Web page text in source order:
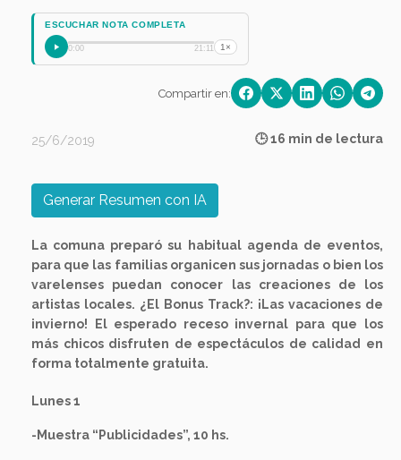
ESCUCHAR NOTA COMPLETA
0:00 21:11 1×
Compartir en:
25/6/2019 🕒 16 min de lectura
Generar Resumen con IA
La comuna preparó su habitual agenda de eventos,
para que las familias organicen sus jornadas o bien los
varelenses puedan conocer las creaciones de los
artistas locales. ¿El Bonus Track?: ¡Las vacaciones de
invierno! El esperado receso invernal para que los
más chicos disfruten de espectáculos de calidad en
forma totalmente gratuita.
Lunes 1
-Muestra “Publicidades”, 10 hs.